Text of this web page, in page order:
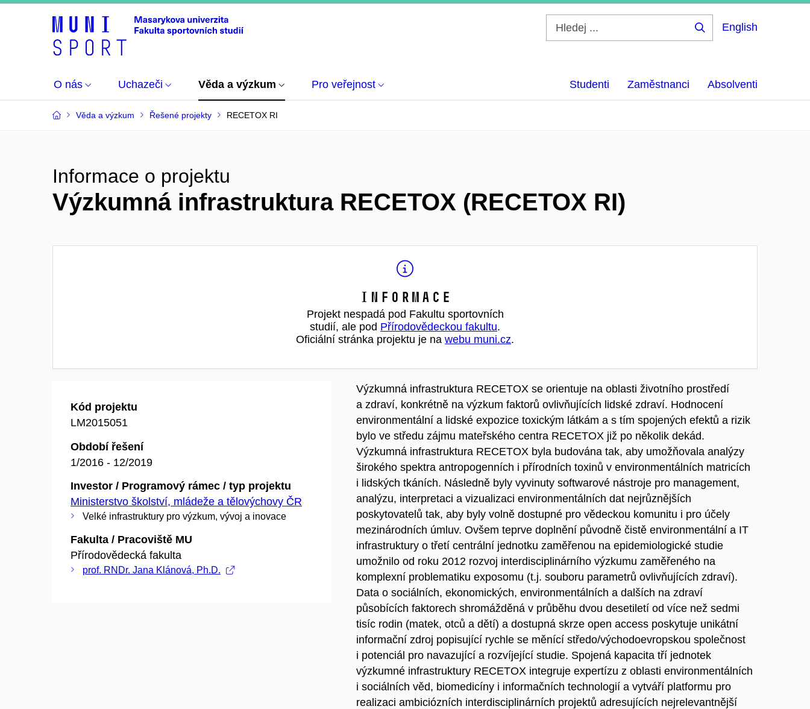
English
O nás Uchazeči Věda a výzkum Pro veřejnost Studenti Zaměstnanci Absolventi
Věda a výzkum Řešené projekty RECETOX RI
Informace o projektu
Výzkumná infrastruktura RECETOX (RECETOX RI)
Informace
Projekt nespadá pod Fakultu sportovních
studií, ale pod Přírodovědeckou fakultu.
Oficiální stránka projektu je na webu muni.cz.
Kód projektu
LM2015051
Období řešení
1/2016 - 12/2019
Investor / Programový rámec / typ projektu
Ministerstvo školství, mládeže a tělovýchovy ČR
Velké infrastruktury pro výzkum, vývoj a inovace
Fakulta / Pracoviště MU
Přírodovědecká fakulta
prof. RNDr. Jana Klánová, Ph.D.
Výzkumná infrastruktura RECETOX se orientuje na oblasti životního prostředí
a zdraví, konkrétně na výzkum faktorů ovlivňujících lidské zdraví. Hodnocení
environmentální a lidské expozice toxickým látkám a s tím spojených efektů a rizik
bylo ve středu zájmu mateřského centra RECETOX již po několik dekád.
Výzkumná infrastruktura RECETOX byla budována tak, aby umožňovala analýzy
širokého spektra antropogenních i přírodních toxinů v environmentálních matricích
i lidských tkáních. Následně byly vyvinuty softwarové nástroje pro management,
analýzu, interpretaci a vizualizaci environmentálních dat nejrůznějších
poskytovatelů tak, aby byly volně dostupné pro vědeckou komunitu i pro účely
mezinárodních úmluv. Ovšem teprve doplnění původně čistě environmentální a IT
infrastruktury o třetí centrální jednotku zaměřenou na epidemiologické studie
umožnilo od roku 2012 rozvoj interdisciplinárního výzkumu zaměřeného na
komplexní problematiku exposomu (t.j. souboru parametrů ovlivňujících zdraví).
Data o sociálních, ekonomických, environmentálních a dalších na zdraví
působících faktorech shromážděná v průběhu dvou desetiletí od více než sedmi
tisíc rodin (matek, otců a dětí) a dostupná skrze open access poskytuje unikátní
informační zdroj popisující rychle se měnící středo/východoevropskou společnost
i potenciál pro navazující a rozvíjející studie. Spojená kapacita tří jednotek
výzkumné infrastruktury RECETOX integruje expertízu z oblasti environmentálních
i sociálních věd, biomedicíny i informačních technologií a vytváří platformu pro
realizaci ambiciózních interdisciplinárních projektů adresujících nejrelevantnější